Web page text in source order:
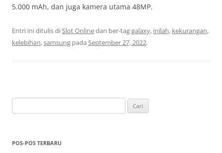
5.000 mAh, dan juga kamera utama 48MP.
Entri ini ditulis diSlot Onlinedan ber-taggalaxy, inilah, kekurangan,
kelebihan,samsung pada September 27, 2022.
untuk:
POS-POS TERBARU